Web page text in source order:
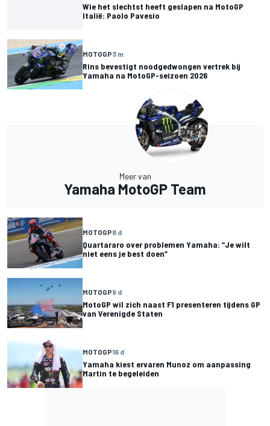
Wie het slechtst heeft geslapen na MotoGP
Italië: Paolo Pavesio
MOTOGP3 m
Rins bevestigt noodgedwongen vertrek bij
Yamaha na MotoGP-seizoen 2026
Meer van
Yamaha MotoGP Team
MOTOGP8 d
Quartararo over problemen Yamaha: “Je wilt
niet eens je best doen”
MOTOGP9 d
MotoGP wil zich naast F1 presenteren tijdens GP
van Verenigde Staten
MOTOGP16 d
Yamaha kiest ervaren Munoz om aanpassing
Martin te begeleiden